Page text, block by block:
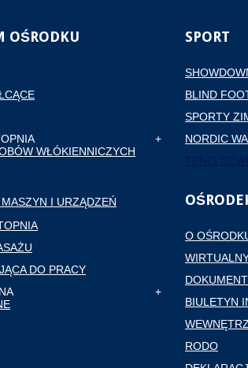
OŚRODKU
WŁÓKIENNICZYCH
I URZĄDZEŃ
DO PRACY
SPORT
BLIND
SPORTY
NORDIC
O
BIULETYN
RODO